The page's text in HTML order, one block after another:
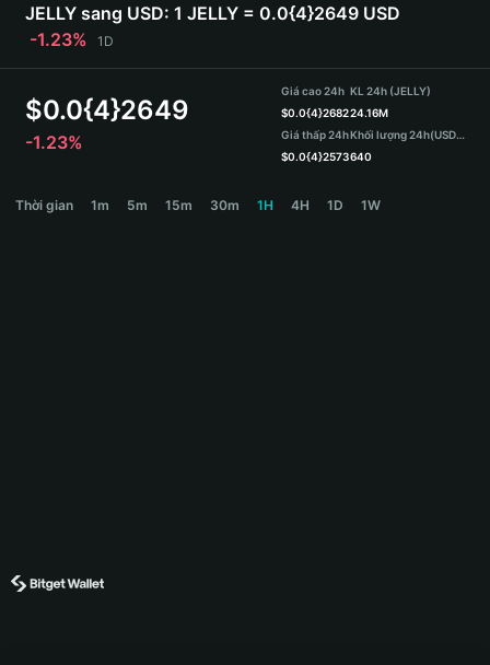
Bahasa Indonesia
ภาษาไทย
हिन्दी
Español
Português (Brasil)
JELLY sang USD: 1 JELLY = 0.0{4}2649 USD
-1.23%
1D
$0.0{4}2649
-1.23%
Giá cao 24h
$0.0{4}2682
Giá thấp 24h
$0.0{4}2573
KL 24h (JELLY)
24.16M
Khối lượng 24h(USDT)
640
Thời gian 1m 5m 15m 30m 1H 4H 1D 1W